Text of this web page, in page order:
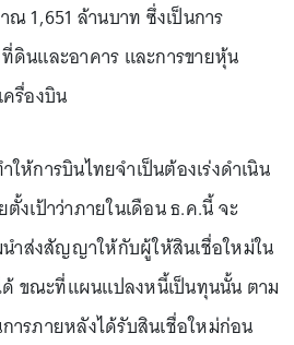
1,651 ล้านบาท ซึ่งเป็นการ
ดินและอาคาร และการขายหุ้น
ครื่องบิน
ให้การบินไทยจำเป็นต้องเร่งดำเนิน
งเป้าว่าภายในเดือน ธ.ค.นี้ จะ
ำส่งสัญญาให้กับผู้ให้สินเชื่อใหม่ใน
ด้ ขณะที่แผนแปลงหนี้เป็นทุนนั้น ตาม
ารภายหลังได้รับสินเชื่อใหม่ก่อน